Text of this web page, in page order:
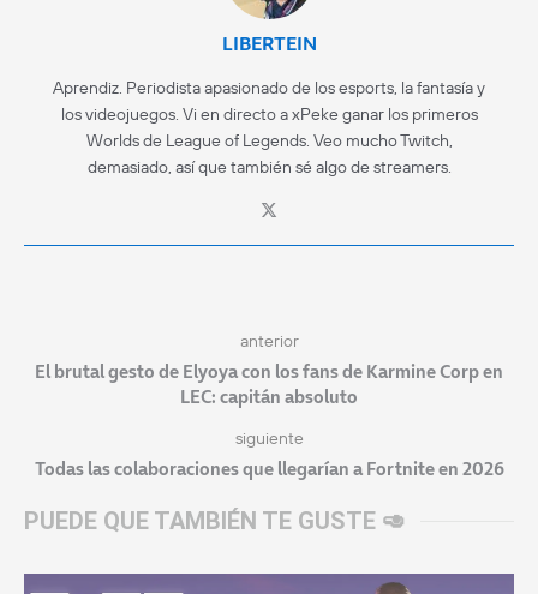
LIBERTEIN
Aprendiz. Periodista apasionado de los esports, la fantasía y
los videojuegos. Vi en directo a xPeke ganar los primeros
Worlds de League of Legends. Veo mucho Twitch,
demasiado, así que también sé algo de streamers.
anterior
El brutal gesto de Elyoya con los fans de Karmine Corp en
LEC: capitán absoluto
siguiente
Todas las colaboraciones que llegarían a Fortnite en 2026
PUEDE QUE TAMBIÉN TE GUSTE 🥑